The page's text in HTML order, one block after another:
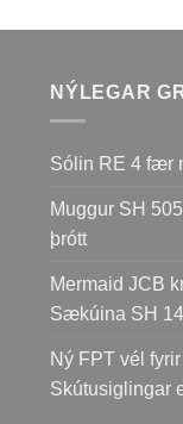
NÝLEGAR
Sólin RE 4 fær
Muggur SH
þrótt
Mermaid JCB
Sækúina SH
Ný FPT vél fyrir
Skútusiglingar